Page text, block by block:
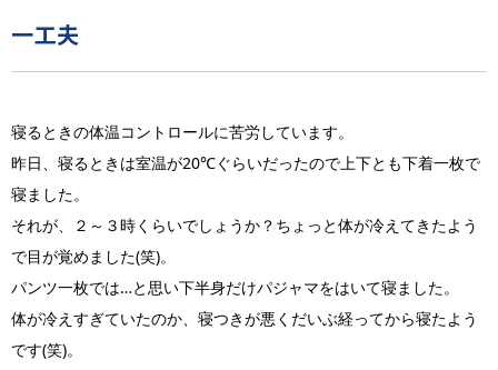
一工夫
寝るときの体温コントロールに苦労しています。
昨日、寝るときは室温が20℃ぐらいだったので上下とも下着一枚で
寝ました。
それが、２～３時くらいでしょうか？ちょっと体が冷えてきたよう
で目が覚めました(笑)。
パンツ一枚では…と思い下半身だけパジャマをはいて寝ました。
体が冷えすぎていたのか、寝つきが悪くだいぶ経ってから寝たよう
です(笑)。